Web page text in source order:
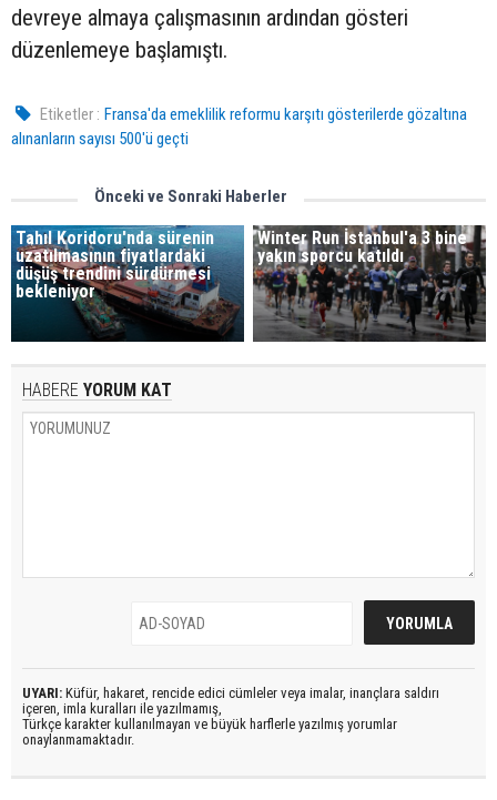
devreye almaya çalışmasının ardından gösteri
düzenlemeye başlamıştı.
Etiketler : Fransa'da emeklilik reformu karşıtı gösterilerde gözaltına
alınanların sayısı 500'ü geçti
Önceki ve Sonraki Haberler
Tahıl Koridoru'nda sürenin
uzatılmasının fiyatlardaki
düşüş trendini sürdürmesi
bekleniyor
Winter Run İstanbul'a 3 bine
yakın sporcu katıldı
HABERE YORUM KAT
UYARI: Küfür, hakaret, rencide edici cümleler veya imalar, inançlara saldırı
içeren, imla kuralları ile yazılmamış,
Türkçe karakter kullanılmayan ve büyük harflerle yazılmış yorumlar
onaylanmamaktadır.